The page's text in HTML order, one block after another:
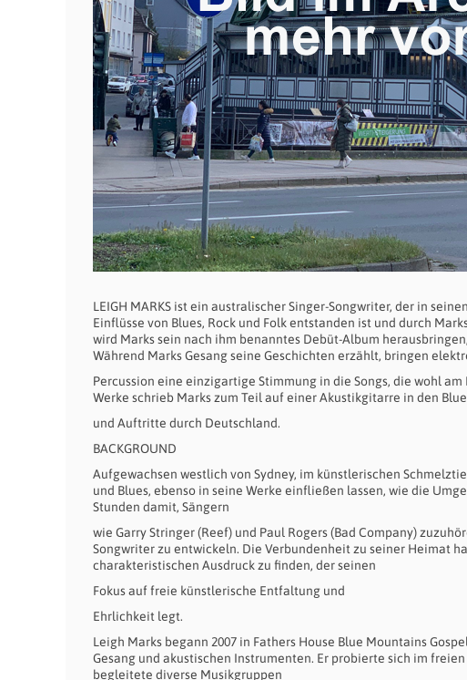
LEIGH MARKS ist ein australischer Singer-Songwriter, der in
Einflüsse von Blues, Rock und Folk entstanden ist und durch
wird Marks sein nach ihm benanntes Debüt-Album
Während Marks Gesang seine Geschichten erzählt, bringen
Percussion eine einzigartige Stimmung in die Songs, die wohl
Werke schrieb Marks zum Teil auf einer Akustikgitarre in den
und Auftritte durch Deutschland.
BACKGROUND
Aufgewachsen westlich von Sydney, im künstlerischen
und Blues, ebenso in seine Werke einfließen lassen, wie die
Stunden damit, Sängern
wie Garry Stringer (Reef) und Paul Rogers (Bad Company)
Songwriter zu entwickeln. Die Verbundenheit zu seiner Heimat
charakteristischen Ausdruck zu finden, der seinen
Fokus auf freie künstlerische Entfaltung und
Ehrlichkeit legt.
Leigh Marks begann 2007 in Fathers House Blue Mountains
Gesang und akustischen Instrumenten. Er probierte sich im
begleitete diverse Musikgruppen